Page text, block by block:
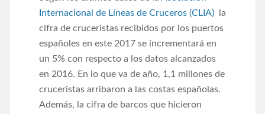
Internacional de Líneas de Cruceros (CLIA) la
cifra de cruceristas recibidos por los puertos
españoles en este 2017 se incrementará en
un 5% con respecto a los datos alcanzados
en 2016. En lo que va de año, 1,1 millones de
cruceristas arribaron a las costas españolas.
Además, la cifra de barcos que hicieron